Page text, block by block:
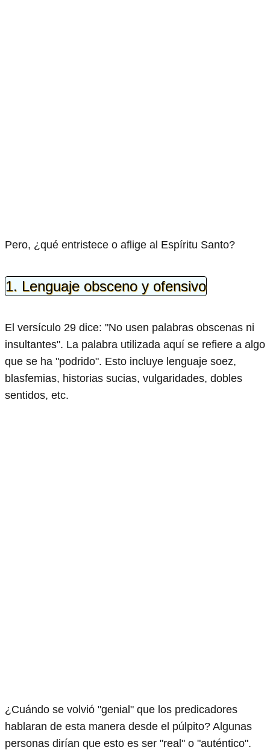
Pero, ¿qué entristece o aflige al Espíritu Santo?
1. Lenguaje obsceno y ofensivo
El versículo 29 dice: "No usen palabras obscenas ni
insultantes". La palabra utilizada aquí se refiere a algo
que se ha "podrido". Esto incluye lenguaje soez,
blasfemias, historias sucias, vulgaridades, dobles
sentidos, etc.
¿Cuándo se volvió "genial" que los predicadores
hablaran de esta manera desde el púlpito? Algunas
personas dirían que esto es ser "real" o "auténtico".